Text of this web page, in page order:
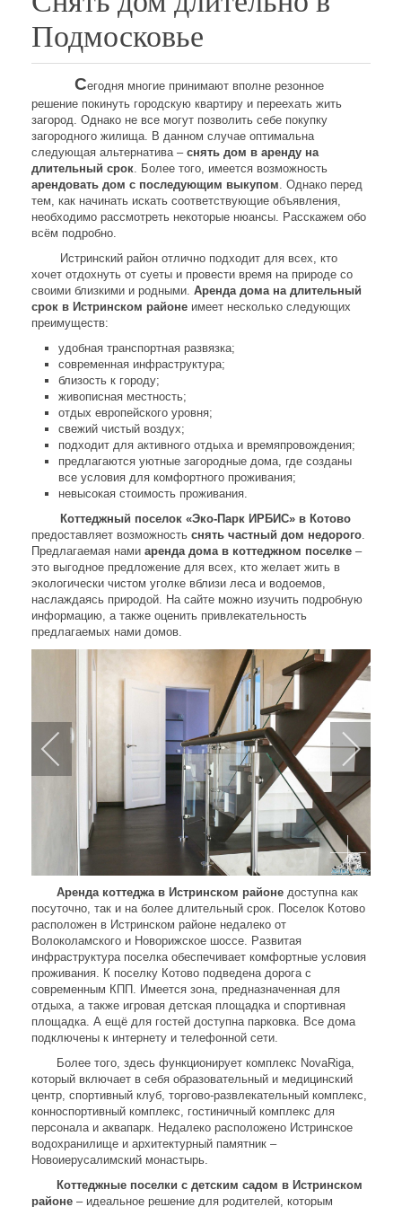
Подмосковье
Сегодня многие принимают вполне резонное
решение покинуть городскую квартиру и переехать жить
загород. Однако не все могут позволить себе покупку
загородного жилища. В данном случае оптимальна
следующая альтернатива – снять дом в аренду на
длительный срок. Более того, имеется возможность
арендовать дом с последующим выкупом. Однако перед
тем, как начинать искать соответствующие объявления,
необходимо рассмотреть некоторые нюансы. Расскажем обо
всём подробно.
Истринский район отлично подходит для всех, кто
хочет отдохнуть от суеты и провести время на природе со
своими близкими и родными. Аренда дома на длительный
срок в Истринском районе имеет несколько следующих
преимуществ:
удобная транспортная развязка;
современная инфраструктура;
близость к городу;
живописная местность;
отдых европейского уровня;
свежий чистый воздух;
подходит для активного отдыха и времяпровождения;
предлагаются уютные загородные дома, где созданы
все условия для комфортного проживания;
невысокая стоимость проживания.
Коттеджный поселок «Эко-Парк ИРБИС» в Котово
предоставляет возможность снять частный дом недорого.
Предлагаемая нами аренда дома в коттеджном поселке –
это выгодное предложение для всех, кто желает жить в
экологически чистом уголке вблизи леса и водоемов,
наслаждаясь природой. На сайте можно изучить подробную
информацию, а также оценить привлекательность
предлагаемых нами домов.
Аренда коттеджа в Истринском районе доступна как
посуточно, так и на более длительный срок. Поселок Котово
расположен в Истринском районе недалеко от
Волоколамского и Новорижское шоссе. Развитая
инфраструктура поселка обеспечивает комфортные условия
проживания. К поселку Котово подведена дорога с
современным КПП. Имеется зона, предназначенная для
отдыха, а также игровая детская площадка и спортивная
площадка. А ещё для гостей доступна парковка. Все дома
подключены к интернету и телефонной сети.
Более того, здесь функционирует комплекс NovaRiga,
который включает в себя образовательный и медицинский
центр, спортивный клуб, торгово-развлекательный комплекс,
конноспортивный комплекс, гостиничный комплекс для
персонала и аквапарк. Недалеко расположено Истринское
водохранилище и архитектурный памятник –
Новоиерусалимский монастырь.
Коттеджные поселки с детским садом в Истринском
районе – идеальное решение для родителей, которым